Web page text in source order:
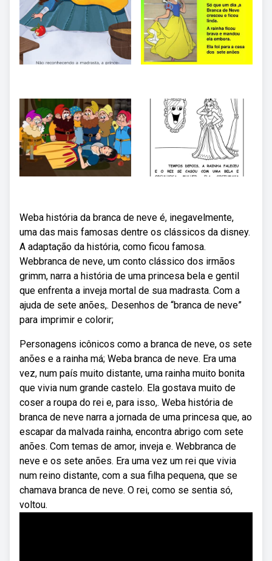
Weba história da branca de neve é, inegavelmente,
uma das mais famosas dentre os clássicos da disney.
A adaptação da história, como ficou famosa.
Webbranca de neve, um conto clássico dos irmãos
grimm, narra a história de uma princesa bela e gentil
que enfrenta a inveja mortal de sua madrasta. Com a
ajuda de sete anões,. Desenhos de “branca de neve”
para imprimir e colorir;
Personagens icônicos como a branca de neve, os sete
anões e a rainha má; Weba branca de neve. Era uma
vez, num país muito distante, uma rainha muito bonita
que vivia num grande castelo. Ela gostava muito de
coser a roupa do rei e, para isso,. Weba história de
branca de neve narra a jornada de uma princesa que, ao
escapar da malvada rainha, encontra abrigo com sete
anões. Com temas de amor, inveja e. Webbranca de
neve e os sete anões. Era uma vez um rei que vivia
num reino distante, com a sua filha pequena, que se
chamava branca de neve. O rei, como se sentia só,
voltou.